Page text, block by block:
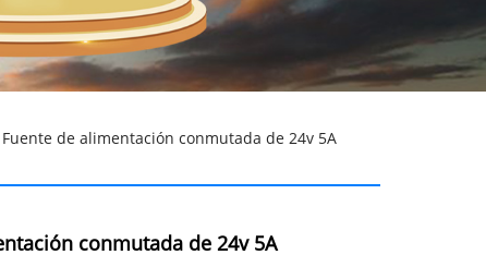
de alimentación conmutada de 24v 5A
conmutada de 24v 5A